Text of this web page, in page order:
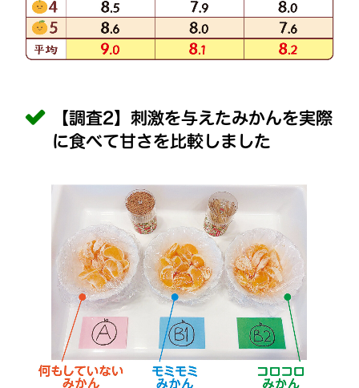
【調査2】刺激を与えたみかんを実際
に食べて甘さを比較しました